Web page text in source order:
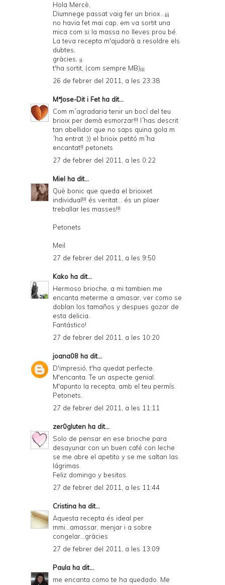
Hola Mercè,
Diumnege passat vaig fer un briox...¡¡¡
no havia fet mai cap, em va sortit una
mica com si la massa no lleves prou bé.
La teva recepta m'ajudarà a resoldre els
dubtes,
gràcies, ¡¡
t'ha sortit, (com sempre MB)¡¡¡
26 de febrer del 2011, a les 23:38
MªJose-Dit i Fetha dit...
Com m´agradaria tenir un bocí del teu
brioix per demà esmorzar!!! l´has descrit
tan abellidor que no saps quina gola m
´ha entrat :)) el brioix petitó m´ha
encantat!! petonets
27 de febrer del 2011, a les 0:22
Miel ha dit...
Què bonic que queda el brioixet
individual!!! és veritat... és un plaer
treballar les masses!!!
Petonets
Meil
27 de febrer del 2011, a les 9:50
Kako ha dit...
Hermoso brioche, a mi tambien me
encanta meterme a amasar, ver como se
doblan los tamaños y despues gozar de
esta delicia.
Fantástico!
27 de febrer del 2011, a les 10:20
joana08 ha dit...
D'impresió, t'ha quedat perfecte.
M'encanta. Te un aspecte genial.
M'apunto la recepta, amb el teu permís.
Petonets.
27 de febrer del 2011, a les 11:11
zer0gluten ha dit...
Solo de pensar en ese brioche para
desayunar con un buen café con leche
se me abre el apetito y se me saltan las
lágrimas.
Feliz domingo y besitos.
27 de febrer del 2011, a les 11:44
Cristina ha dit...
Aquesta recepta és ideal per
mmi...amassar, menjar i a sobre
congelar...gràcies
27 de febrer del 2011, a les 13:09
Paula ha dit...
me encanta como te ha quedado. Me